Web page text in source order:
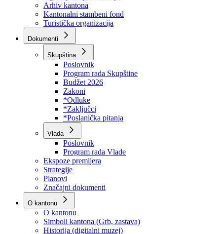
BPK šume
RTV BPK
Agencija za privatizaciju
Arhiv kantona
Kantonalni stambeni fond
Turistička organizacija
Dokumenti
Skupština
Poslovnik
Program rada Skupštine
Budžet 2026
Zakoni
*Odluke
*Zaključci
*Poslanička pitanja
Vlada
Poslovnik
Program rada Vlade
Ekspoze premijera
Strategije
Planovi
Značajni dokumenti
O kantonu